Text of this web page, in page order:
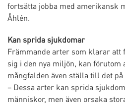
fortsätta jobba med amerikansk
Åhlén.
Kan sprida sjukdomar
Främmande arter som klarar att
sig i den nya miljön, kan förutom
mångfalden även ställa till det på
– Dessa arter kan sprida
människor, men även orsaka